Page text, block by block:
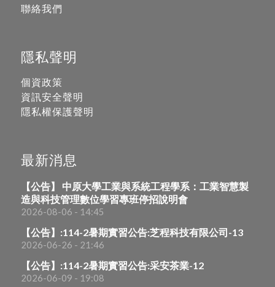
聯絡我們
隱私聲明
個資政策
資訊安全聲明
隱私權保護聲明
最新消息
【公告】 中原大學工業與系統工程學系：工業智慧製
造與科技管理數位學習專班停招說明會
2026-08-06 - 14:45
【公告】:114-2暑期實習公告:芝程科技有限公司-13
2026-06-26 - 21:46
【公告】:114-2暑期實習公告:采安茶業-12
2026-06-09 - 19:08